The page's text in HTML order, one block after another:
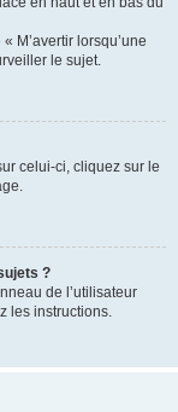
M’avertir lorsqu’une
le sujet.
celui-ci, cliquez sur le
?
de l’utilisateur
les instructions.